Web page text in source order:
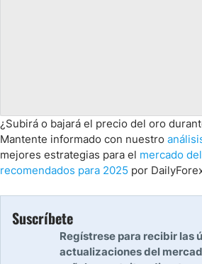
¿Subirá o bajará el precio del oro
Mantente informado con nuestro
mejores estrategias para el mercado
recomendados para 2025 por
Suscríbete
Regístrese para recibir las
actualizaciones del